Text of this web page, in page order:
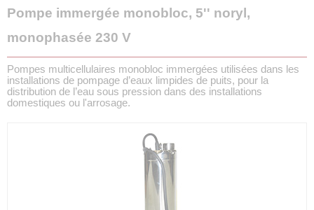
Pompe immergée monobloc, 5'' noryl,
monophasée 230 V
Pompes multicellulaires monobloc immergées utilisées dans les
installations de pompage d’eaux limpides de puits, pour la
distribution de l’eau sous pression dans des installations
domestiques ou l'arrosage.